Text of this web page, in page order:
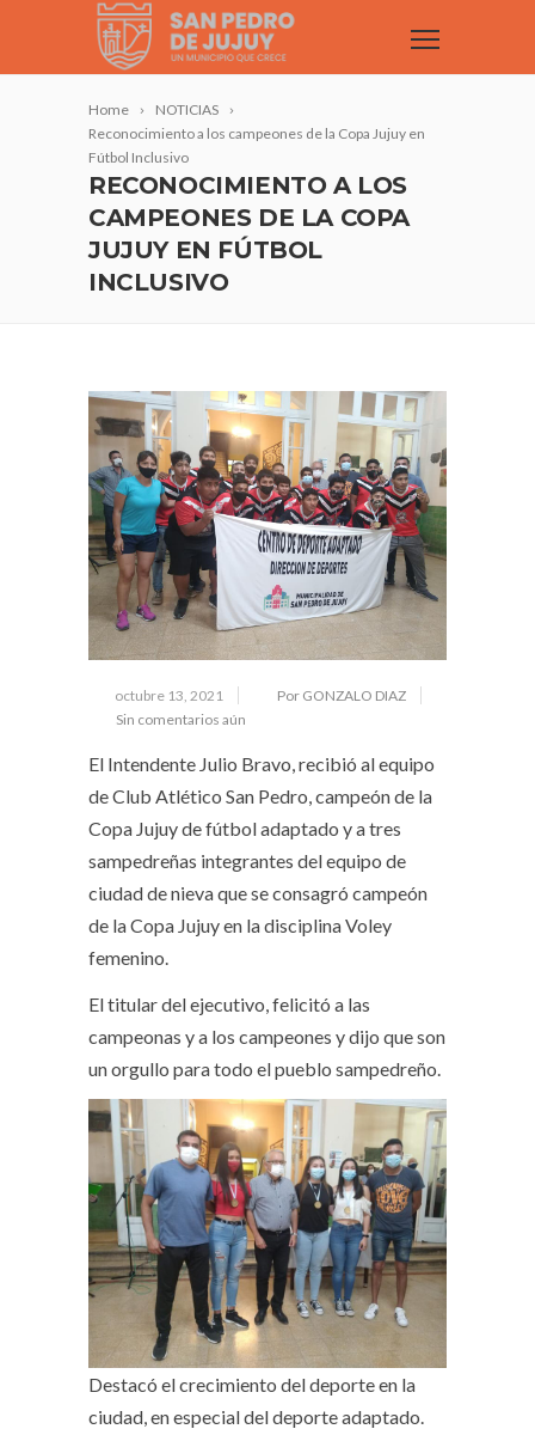
Home
NOTICIAS
Reconocimiento a los campeones de la Copa Jujuy en
Fútbol Inclusivo
RECONOCIMIENTO A LOS
CAMPEONES DE LA COPA
JUJUY EN FÚTBOL
INCLUSIVO
octubre 13, 2021
Por GONZALO DIAZ
Sin comentarios aún
El Intendente Julio Bravo, recibió al equipo
de Club Atlético San Pedro, campeón de la
Copa Jujuy de fútbol adaptado y a tres
sampedreñas integrantes del equipo de
ciudad de nieva que se consagró campeón
de la Copa Jujuy en la disciplina Voley
femenino.
El titular del ejecutivo, felicitó a las
campeonas y a los campeones y dijo que son
un orgullo para todo el pueblo sampedreño.
Destacó el crecimiento del deporte en la
ciudad, en especial del deporte adaptado.